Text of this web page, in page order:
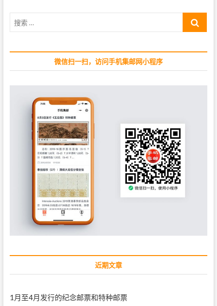
s
:
:
微信扫一扫，访问手机集邮网小程序
近期文章
1月至4月发行的纪念邮票和特种邮票